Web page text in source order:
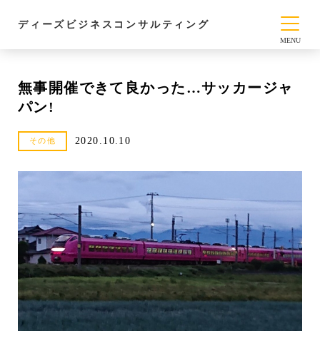
ディーズビジネスコンサルティング
無事開催できて良かった…サッカージャ
パン!
その他 2020.10.10